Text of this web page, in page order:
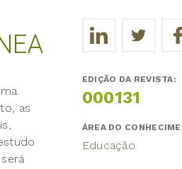
as
EDIÇÃO DA REVISTA:
000131
ÁREA DO
Educação